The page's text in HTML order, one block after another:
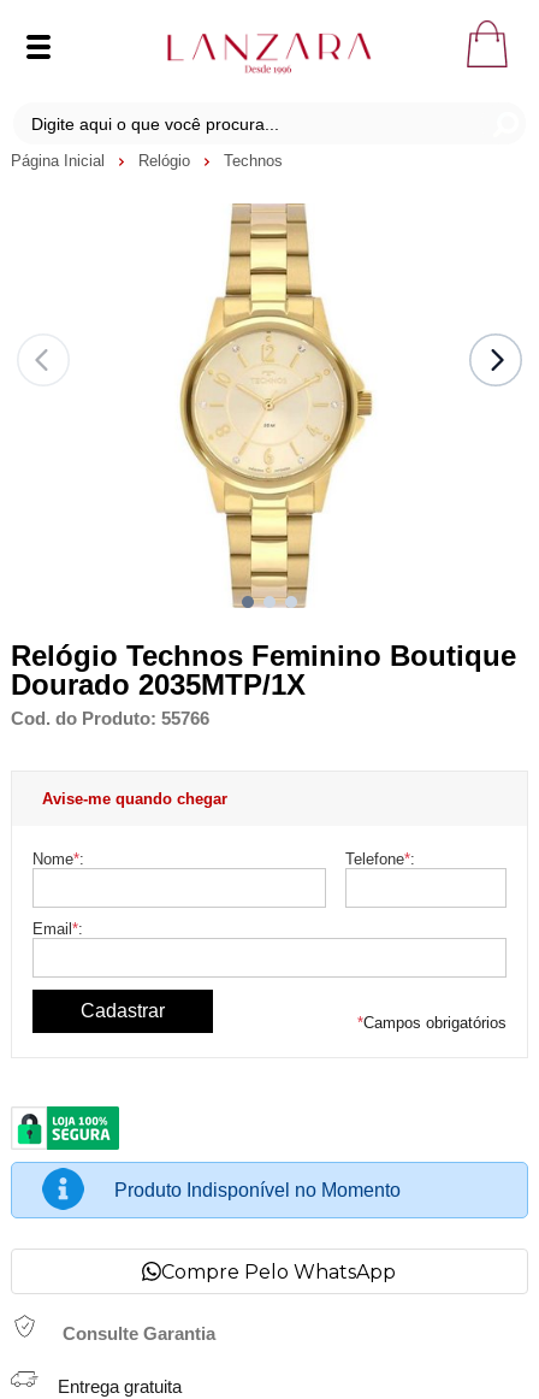
Página Inicial Relógio Technos
Relógio Technos Feminino Boutique
Dourado 2035MTP/1X
Cod. do Produto: 55766
Avise-me quando chegar
Nome*: Telefone*:
Email*:
*Campos obrigatórios
Produto Indisponível no Momento
Compre Pelo WhatsApp
Consulte Garantia
Entrega gratuita